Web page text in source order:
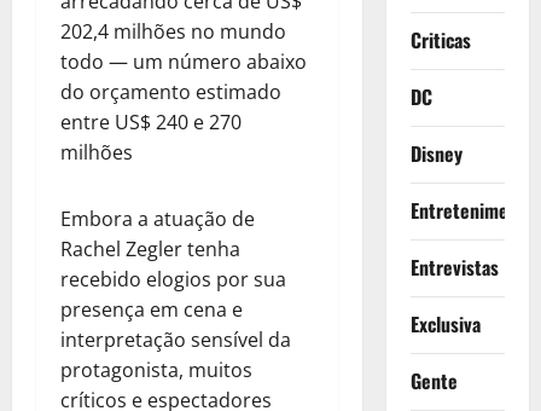
202,4 milhões no mundo
todo — um número abaixo
do orçamento estimado
entre US$ 240 e 270
milhões
Embora a atuação de
Rachel Zegler tenha
recebido elogios por sua
presença em cena e
interpretação sensível da
protagonista, muitos
críticos e espectadores
Criticas
DC
Disney
Entretenimento
Entrevistas
Exclusiva
Gente